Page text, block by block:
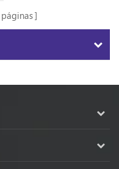
páginas